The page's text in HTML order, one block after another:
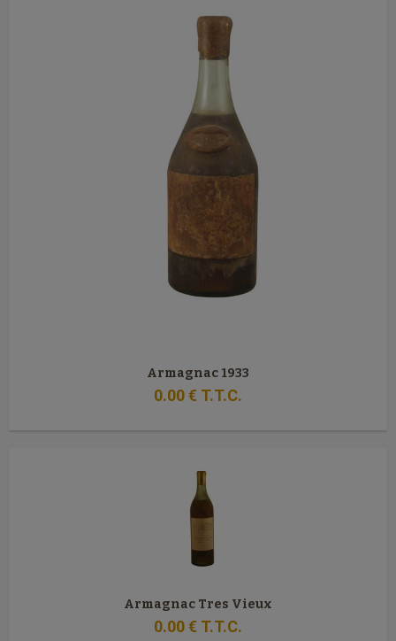
Armagnac 1933
0.00€ T.T.C.
Armagnac Tres Vieux
0.00€ T.T.C.